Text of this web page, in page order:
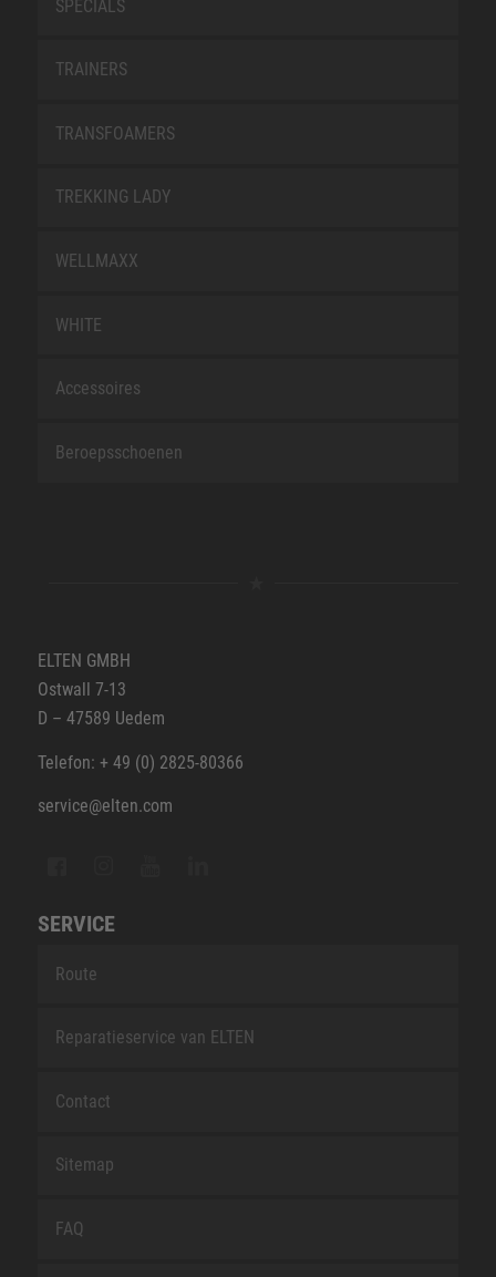
SPECIALS
TRAINERS
TRANSFOAMERS
TREKKING LADY
WELLMAXX
WHITE
Accessoires
Beroepsschoenen
ELTEN GMBH
Ostwall 7-13
D – 47589 Uedem
Telefon: + 49 (0) 2825-80366
service@elten.com
SERVICE
Route
Reparatieservice van ELTEN
Contact
Sitemap
FAQ